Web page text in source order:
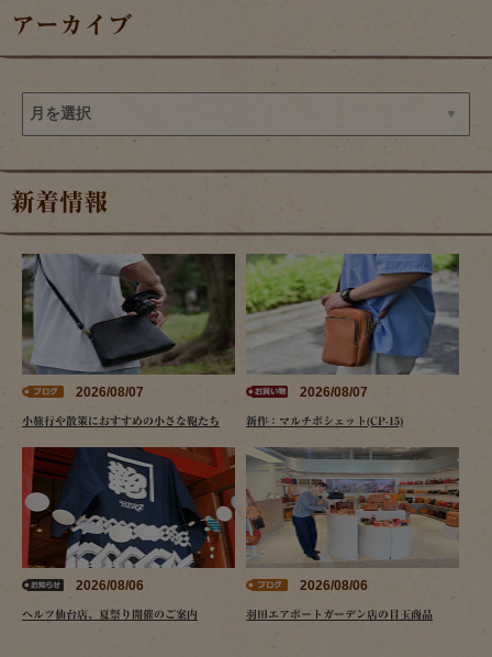
アーカイブ
新着情報
2026/08/07
小旅行や散策におすすめの小さな鞄たち
2026/08/07
新作：マルチポシェット(CP-15)
2026/08/06
ヘルツ仙台店、夏祭り開催のご案内
2026/08/06
羽田エアポートガーデン店の目玉商品